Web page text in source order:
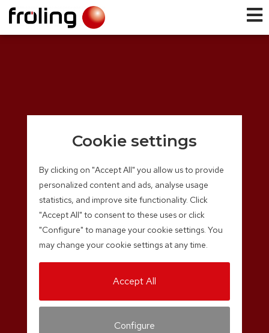
Cookie settings
By clicking on "Accept All" you allow us to provide
personalized content and ads, analyse usage
statistics, and improve site functionality. Click
"Accept All" to consent to these uses or click
"Configure" to manage your cookie settings. You
may change your cookie settings at any time.
Accept All
Configure